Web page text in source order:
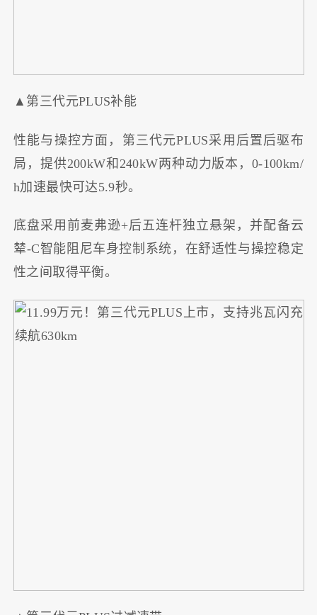
▲第三代元PLUS补能
性能与操控方面，第三代元PLUS采用后置后驱布
局，提供200kW和240kW两种动力版本，0-100km/
h加速最快可达5.9秒。
底盘采用前麦弗逊+后五连杆独立悬架，并配备云
辇-C智能阻尼车身控制系统，在舒适性与操控稳定
性之间取得平衡。